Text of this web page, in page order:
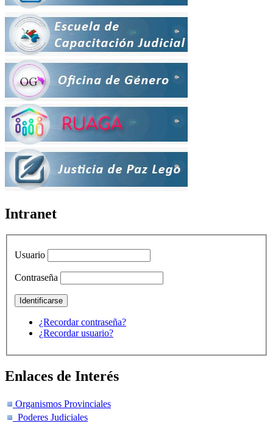
Intranet
Usuario
Contraseña
¿Recordar contraseña?
¿Recordar usuario?
Enlaces de Interés
Organismos Provinciales
Poderes Judiciales